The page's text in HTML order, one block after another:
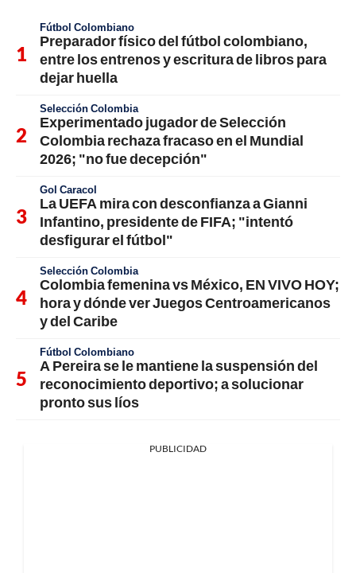
Fútbol Colombiano
Preparador físico del fútbol colombiano,
entre los entrenos y escritura de libros para
dejar huella
Selección Colombia
Experimentado jugador de Selección
Colombia rechaza fracaso en el Mundial
2026; "no fue decepción"
Gol Caracol
La UEFA mira con desconfianza a Gianni
Infantino, presidente de FIFA; "intentó
desfigurar el fútbol"
Selección Colombia
Colombia femenina vs México, EN VIVO HOY;
hora y dónde ver Juegos Centroamericanos
y del Caribe
Fútbol Colombiano
A Pereira se le mantiene la suspensión del
reconocimiento deportivo; a solucionar
pronto sus líos
PUBLICIDAD